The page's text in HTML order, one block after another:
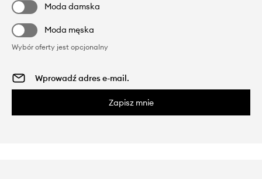
Moda damska
Moda męska
Wybór oferty jest opcjonalny
Zapisz mnie